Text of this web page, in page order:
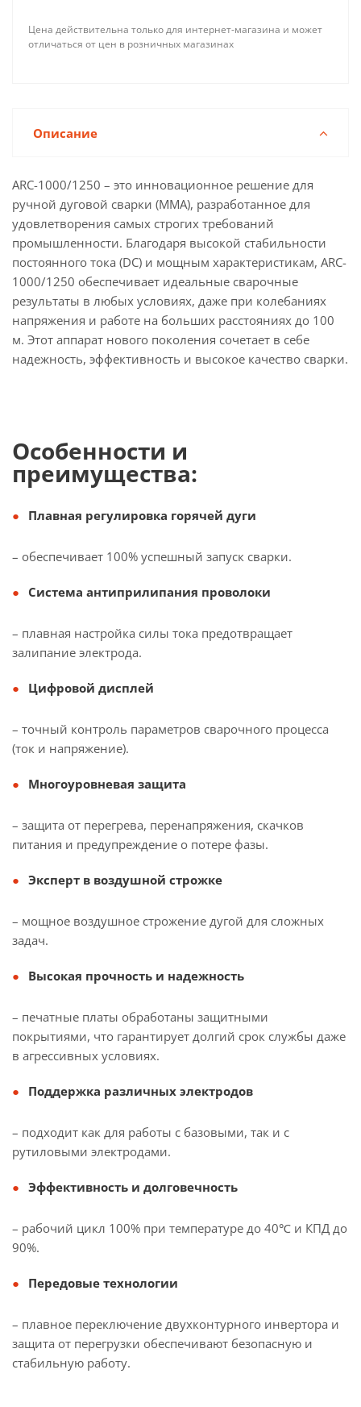
Цена действительна только для интернет-магазина и может
отличаться от цен в розничных магазинах
Описание
ARC-1000/1250 – это инновационное решение для
ручной дуговой сварки (MMA), разработанное для
удовлетворения самых строгих требований
промышленности. Благодаря высокой стабильности
постоянного тока (DC) и мощным характеристикам, ARC-
1000/1250 обеспечивает идеальные сварочные
результаты в любых условиях, даже при колебаниях
напряжения и работе на больших расстояниях до 100
м. Этот аппарат нового поколения сочетает в себе
надежность, эффективность и высокое качество сварки.
Особенности и
преимущества:
Плавная регулировка горячей дуги
– обеспечивает 100% успешный запуск сварки.
Система антиприлипания проволоки
– плавная настройка силы тока предотвращает
залипание электрода.
Цифровой дисплей
– точный контроль параметров сварочного процесса
(ток и напряжение).
Многоуровневая защита
– защита от перегрева, перенапряжения, скачков
питания и предупреждение о потере фазы.
Эксперт в воздушной строжке
– мощное воздушное строжение дугой для сложных
задач.
Высокая прочность и надежность
– печатные платы обработаны защитными
покрытиями, что гарантирует долгий срок службы даже
в агрессивных условиях.
Поддержка различных электродов
– подходит как для работы с базовыми, так и с
рутиловыми электродами.
Эффективность и долговечность
– рабочий цикл 100% при температуре до 40℃ и КПД до
90%.
Передовые технологии
– плавное переключение двухконтурного инвертора и
защита от перегрузки обеспечивают безопасную и
стабильную работу.